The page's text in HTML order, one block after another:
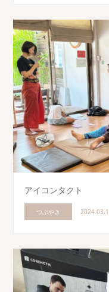
アイコンタクト
つぶやき